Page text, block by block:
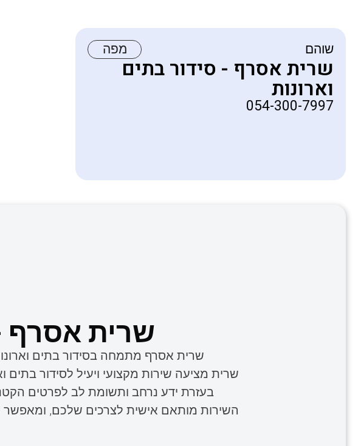
מפה שוהם
שרית אסרף - סידור בתים
וארונות
054-300-7997
שרית אסרף
שרית אסרף מתמחה בסידור בתים
שרית מציעה שירות מקצועי ויעיל לסידור בתים
בעזרת ידע נרחב ותשומת לב לפרטים
השירות מותאם אישית לצרכים שלכם, ומאפשר